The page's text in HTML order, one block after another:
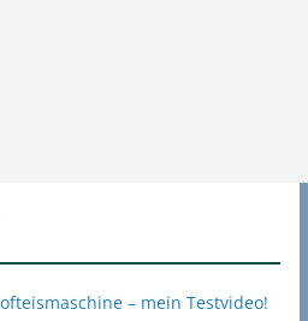
– mein Testvideo!